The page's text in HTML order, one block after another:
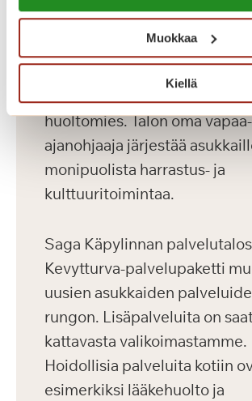
Muokkaa
Kiellä
talossa päivystää hoitaja
vuorokauden. Saga
toimii parturi-kampaaja,
fysioterapeutti, jalkahoitaja ja
huoltomies. Talon oma vapaa-
ajanohjaaja järjestää
monipuolista harrastus- ja
kulttuuritoimintaa.
Saga Käpylinnan
Kevytturva-palvelupaketti
uusien asukkaiden
rungon. Lisäpalveluita on
kattavasta valikoimastamme.
Hoidollisia palveluita kotiin
esimerkiksi lääkehuolto ja